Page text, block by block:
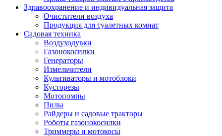
Здравоохранение и индивидуальная защита
Очистители воздуха
Продукция для туалетных комнат
Садовая техника
Воздуходувки
Газонокосилки
Генераторы
Измельчители
Культиваторы и мотоблоки
Кусторезы
Мотопомпы
Пилы
Райдеры и садовые тракторы
Роботы газонокосилки
Триммеры и мотокосы